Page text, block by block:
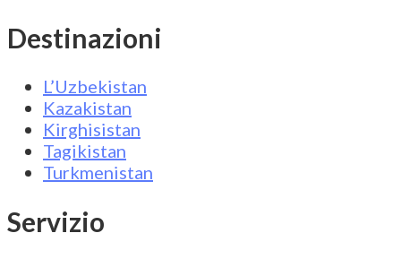
Destinazioni
L’Uzbekistan
Kazakistan
Kirghisistan
Tagikistan
Turkmenistan
Servizio